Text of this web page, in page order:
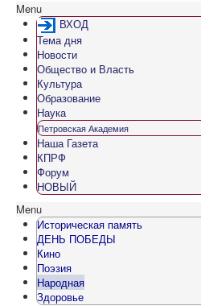
Menu
ВХОД
Тема дня
Новости
Общество и Власть
Культура
Образование
Наука
Петровская Академия
Наша Газета
КПРФ
Форум
НОВЫЙ
Menu
Историческая память
ДЕНЬ ПОБЕДЫ
Кино
Поэзия
Народная
Здоровье